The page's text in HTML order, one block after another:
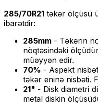
285/70R21 təkər ölçüsü
ibarətdir:
285mm - Təkərin
nöqtəsindəki
müəyyən edir.
70% - Aspekt
təkər eninə nisbəti.
21" - Disk diametri
metal diskin